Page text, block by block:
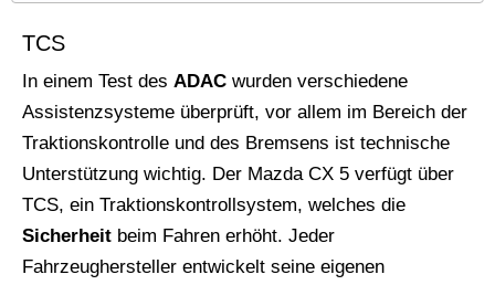
TCS
In einem Test des ADAC wurden verschiedene
Assistenzsysteme überprüft, vor allem im Bereich der
Traktionskontrolle und des Bremsens ist technische
Unterstützung wichtig. Der Mazda CX 5 verfügt über
TCS, ein Traktionskontrollsystem, welches die
Sicherheit beim Fahren erhöht. Jeder
Fahrzeughersteller entwickelt seine eigenen